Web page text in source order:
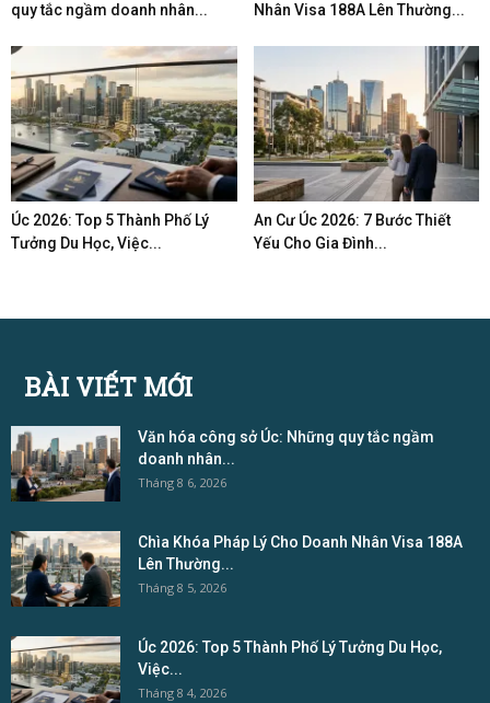
quy tắc ngầm doanh nhân...
Nhân Visa 188A Lên Thường...
Úc 2026: Top 5 Thành Phố Lý
Tưởng Du Học, Việc...
An Cư Úc 2026: 7 Bước Thiết
Yếu Cho Gia Đình...
BÀI VIẾT MỚI
Văn hóa công sở Úc: Những quy tắc ngầm
doanh nhân...
Tháng 8 6, 2026
Chìa Khóa Pháp Lý Cho Doanh Nhân Visa 188A
Lên Thường...
Tháng 8 5, 2026
Úc 2026: Top 5 Thành Phố Lý Tưởng Du Học,
Việc...
Tháng 8 4, 2026